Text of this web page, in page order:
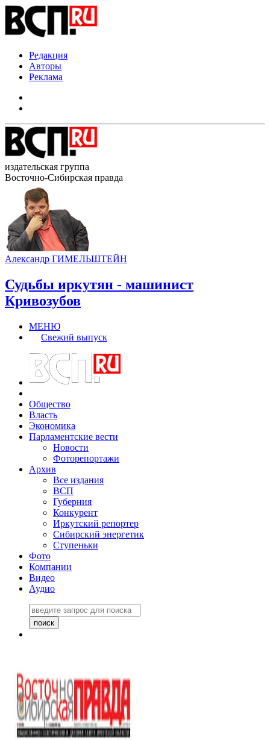
Редакция
Авторы
Реклама
издательская группа
Восточно-Сибирская правда
Александр ГИМЕЛЬШТЕЙН
Судьбы иркутян - машинист
Кривозубов
МЕНЮ
Свежий выпуск
Общество
Власть
Экономика
Парламентские вести
Новости
Фоторепортажи
Архив
Все издания
ВСП
Губерния
Конкурент
Иркутский репортер
Сибирский энергетик
Ступеньки
Фото
Компании
Видео
Аудио